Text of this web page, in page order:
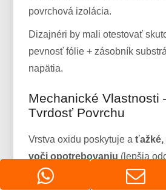
povrchová izolácia.
Dizajnéri by mali otestovať
pevnosť fólie + zásobník
napätia.
Mechanické
Tvrdosť Povrchu
Vrstva oxidu poskytuje aťažké,
voči opotrebovaniu (lepšia
poškriabaniu) zatiaľ čo flexibilita